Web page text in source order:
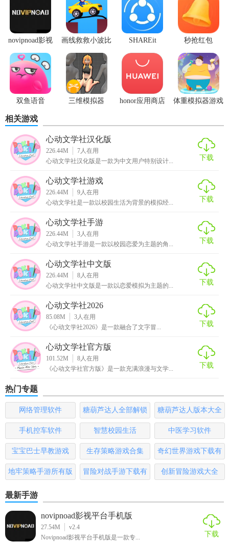
1. 创作无界：支持多种文本格式导入与导出，无论是手机笔
记还是电脑文档，轻松转换，让创作更加自由。
2. 智能推荐：根据用户的阅读偏好和互动记录，智能推送相
似风格的文学作品及作者，发现更多感兴趣的文学宝藏。
3. 社区互动：新增评论区功能，用户可以对他人作品进行点
评、讨论，甚至发起话题讨论，增强社区互动性。
4. 在线讲座：定期邀请知名作家、文学评论家进行线上分
享，探讨文学热点，提升用户的文学素养。
5. 隐私保护：加强用户数据保护机制，确保个人信息安全，
【心动文学社最新版本内容】
1. 丰富资源库：涵盖国内外经典文学作品、现代诗歌、短篇
小说等，满足不同年龄层、不同口味用户的阅读需求。
字体大小调整等个性化设置，让创作更加舒适。
3. 活动专区：定期举办文学创作比赛、主题征文等活动，鼓
励用户积极参与，展现才华。
4. 个人中心：用户可创建个人主页，展示个人简介、作品
集，与粉丝互动。
【心动文学社最新版本用法】
2. 浏览内容：在首页浏览推荐作品，或使用搜索功能查找特
定内容。
3. 创作投稿：点击“创作”按钮进入编辑器，完成作品后选择投
稿至相应栏目。
4. 互动交流：在作品页面留言评论，参与社区讨论，或访问
他人主页进行互动。
5. 参加讲座：关注“在线讲座”板块，提前预约参与或观看回
放。
【心动文学社最新版本测评】
novipnoad影视
平台手机版
画线救救小波比
最新版
SHAREit
秒抢红包
app2.7.3
双鱼语音
三维模拟器
honor应用商店 体重模拟器游戏
相关游戏
心动文学社汉化版
226.44M 7人在用
心动文学社汉化版是一款为中文用户特别设计...
下载
心动文学社游戏
226.44M 9人在用
心动文学社是一款以校园生活为背景的模拟经...
下载
心动文学社手游
226.44M 3人在用
心动文学社手游是一款以校园恋爱为主题的角...
下载
心动文学社中文版
226.44M 8人在用
心动文学社中文版是一款以恋爱模拟为主题的...
下载
心动文学社2026
85.08M 3人在用
《心动文学社2026》是一款融合了文字冒...
下载
心动文学社官方版
101.52M 8人在用
《心动文学社官方版》是一款充满浪漫与文学...
下载
热门专题
网络管理软件
糖葫芦达人全部解锁
版
糖葫芦达人版本大全
手机控车软件 智慧校园生活 中医学习软件
宝宝巴士早教游戏 生存策略游戏合集
奇幻世界游戏下载有
哪些
地牢策略手游所有版
冒险对战手游下载有
创新冒险游戏大全
最新手游
novipnoad影视平台手机版
27.54M
v2.4
Novipnoad影视平台手机版是一款专...
下载